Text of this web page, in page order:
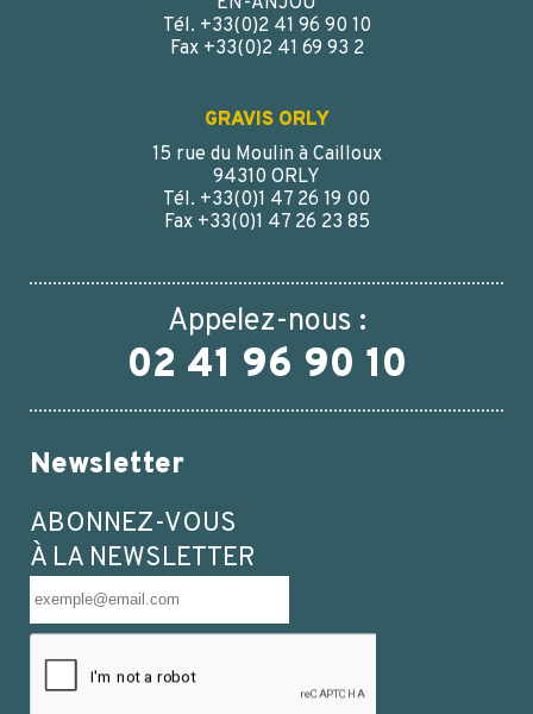
COUVERCLE VISSANT INVIOLABLE PE BLANC
SCREWLOCK CAP 36*20
Tél. +33(0)2 41 96 90 10
Fax +33(0)2 41 69 93 2
GRAVIS ORLY
15 rue du Moulin à Cailloux
94310 ORLY
Tél. +33(0)1 47 26 19 00
Fax +33(0)1 47 26 23 85
Appelez-nous :
02 41 96 90 10
Newsletter
ABONNEZ-VOUS
À LA NEWSLETTER